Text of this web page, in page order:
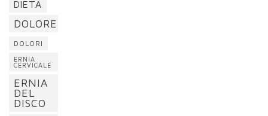
DIETA
DOLORE
DOLORI
ERNIA
CERVICALE
ERNIA
DEL
DISCO